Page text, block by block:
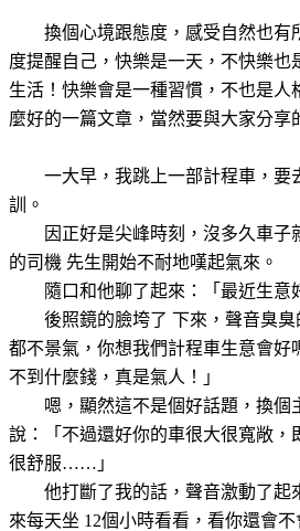
換個心境跟態度，感受自然也有
度提醒自己，快樂是一天，不快樂也
生活！快樂會是一種習慣，不也是人
麼好的一篇文章，當然要與大家分享
一大早，我跳上一部計程車，要
訓。
因正好是尖峰時刻，沒多久車子
的司機 先生開始不耐地嘆起氣來。
隨口和他聊了起來：「最近生意
後照鏡的臉垮了 下來，聲音臭
都不景氣，你想我們計程車生意會好
不到什麼錢，真是氣人！」
嗯，顯然這不是個好話題，換個
說：「不過還好你的車很大很寬敞，
很舒服……」
他打斷了我的話，聲音激動了起
來每天坐 12個小時看看，看你還會不